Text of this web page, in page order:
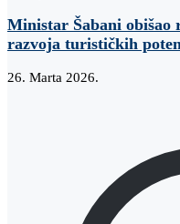
Ministar Šabani
razvoja turističkih
26. Marta 2026.